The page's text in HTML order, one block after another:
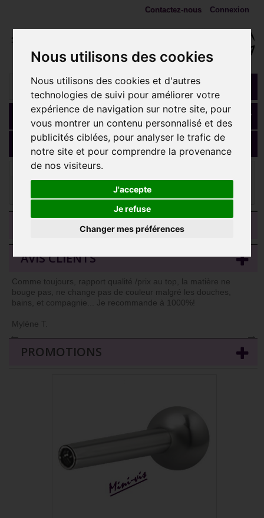
Nous utilisons des cookies
Nous utilisons des cookies et d'autres
technologies de suivi pour améliorer votre
expérience de navigation sur notre site, pour
vous montrer un contenu personnalisé et des
publicités ciblées, pour analyser le trafic de
notre site et pour comprendre la provenance
de nos visiteurs.
J'accepte
Je refuse
Changer mes préférences
Connexion
Contactez-nous
Panier (vide)
MENU
Embouts 1,2 mm (Accessoires)
boule acier 316L à visser pas de vis interne mini-vis 0,8 mm MBLI-
PINS
CATEGORIES
AVIS CLIENTS
Comme toujours, rapport qualité /prix au top, la matière ne
bouge pas, ne change pas de couleur malgré les douches,
bains, et compagnie... Je recommande à 1000%!
Mylène T.
→
←
PROMOTIONS